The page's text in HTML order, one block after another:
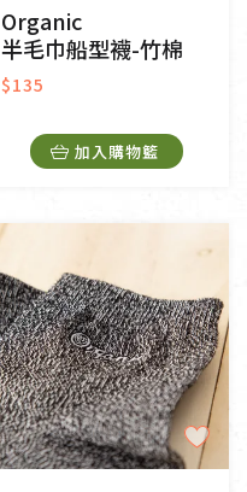
Organic
半毛巾船型襪-竹棉
$135
加入購物籃